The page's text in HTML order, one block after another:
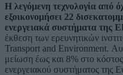
Η λεγόμενη τεχνολογία από
εξοικονομήσει 22
ενεργειακά συστήματα της
έκθεση των ερευνητικών
Transport and Environment.
μείωση έως και 8% στο
ενεργειακού συστήματος της